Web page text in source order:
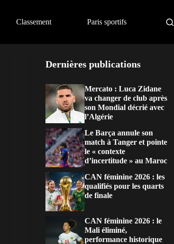
Classement Paris sportifs
Dernières publications
Mercato : Luca Zidane
va changer de club après
son Mondial décrié avec
l’Algérie
Le Barça annule son
match à Tanger et pointe
le « contexte
d’incertitude » au Maroc
CAN féminine 2026 : les
qualifiés pour les quarts
de finale
CAN féminine 2026 : le
Mali éliminé,
performance historique